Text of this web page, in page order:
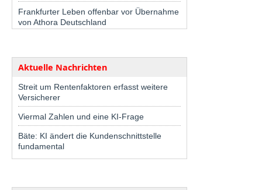
Frankfurter Leben offenbar vor Übernahme
von Athora Deutschland
Aktuelle Nachrichten
Streit um Rentenfaktoren erfasst weitere
Versicherer
Viermal Zahlen und eine KI-Frage
Bäte: KI ändert die Kundenschnittstelle
fundamental